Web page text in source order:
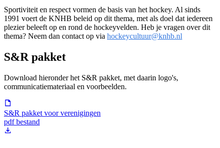
Sportiviteit en respect vormen de basis van het hockey. Al sinds
1991 voert de KNHB beleid op dit thema, met als doel dat iedereen
plezier beleeft op en rond de hockeyvelden. Heb je vragen over dit
thema? Neem dan contact op via hockeycultuur@knhb.nl
S&R pakket
Download hieronder het S&R pakket, met daarin logo's,
communicatiemateriaal en voorbeelden.
S&R pakket voor verenigingen
pdf bestand